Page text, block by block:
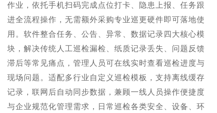
作业，依托手机扫码完成点位打卡、隐患上报、任务跟
进全流程操作，无需额外采购专业巡更硬件即可落地使
用。软件整合任务、公告、异常、数据记录四大核心模
块，解决传统人工巡检漏检、纸质记录丢失、问题反馈
滞后等常见痛点，管理人员可在线实时查看巡检进度与
现场问题。适配多行业自定义巡检模板，支持离线缓存
记录，联网后自动同步数据，兼顾一线人员操作便捷度
与企业规范化管理需求，日常巡检各类安全、设备、环